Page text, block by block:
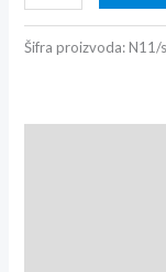
Šifra proizvoda:N11/